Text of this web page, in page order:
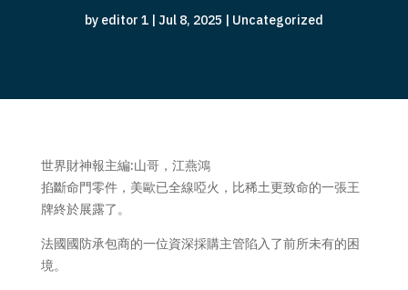
by editor 1| Jul 8, 2025 | Uncategorized
世界財神報主編:山哥，江燕鴻
掐斷命門零件，美歐已全線啞火，比稀土更致命的一張王
牌終於展露了。
法國國防承包商的一位資深採購主管陷入了前所未有的困
境。